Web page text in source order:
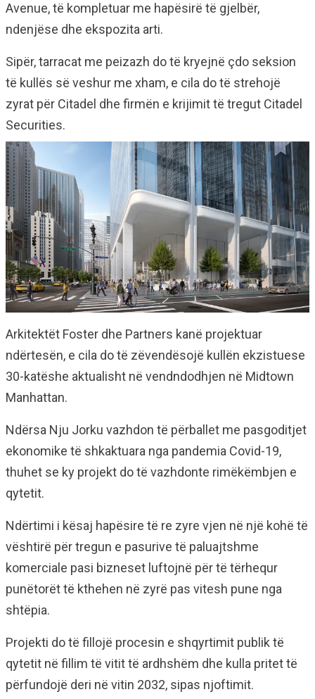
Avenue, të kompletuar me hapësirë ​​të gjelbër,
ndenjëse dhe ekspozita arti.
Sipër, tarracat me peizazh do të kryejnë çdo seksion
të kullës së veshur me xham, e cila do të strehojë
zyrat për Citadel dhe firmën e krijimit të tregut Citadel
Securities.
Arkitektët Foster dhe Partners kanë projektuar
ndërtesën, e cila do të zëvendësojë kullën ekzistuese
30-katëshe aktualisht në vendndodhjen në Midtown
Manhattan.
Ndërsa Nju Jorku vazhdon të përballet me pasgoditjet
ekonomike të shkaktuara nga pandemia Covid-19,
thuhet se ky projekt do të vazhdonte rimëkëmbjen e
qytetit.
Ndërtimi i kësaj hapësire të re zyre vjen në një kohë të
vështirë për tregun e pasurive të paluajtshme
komerciale pasi bizneset luftojnë për të tërhequr
punëtorët të kthehen në zyrë pas vitesh pune nga
shtëpia.
Projekti do të fillojë procesin e shqyrtimit publik të
qytetit në fillim të vitit të ardhshëm dhe kulla pritet të
përfundojë deri në vitin 2032, sipas njoftimit.